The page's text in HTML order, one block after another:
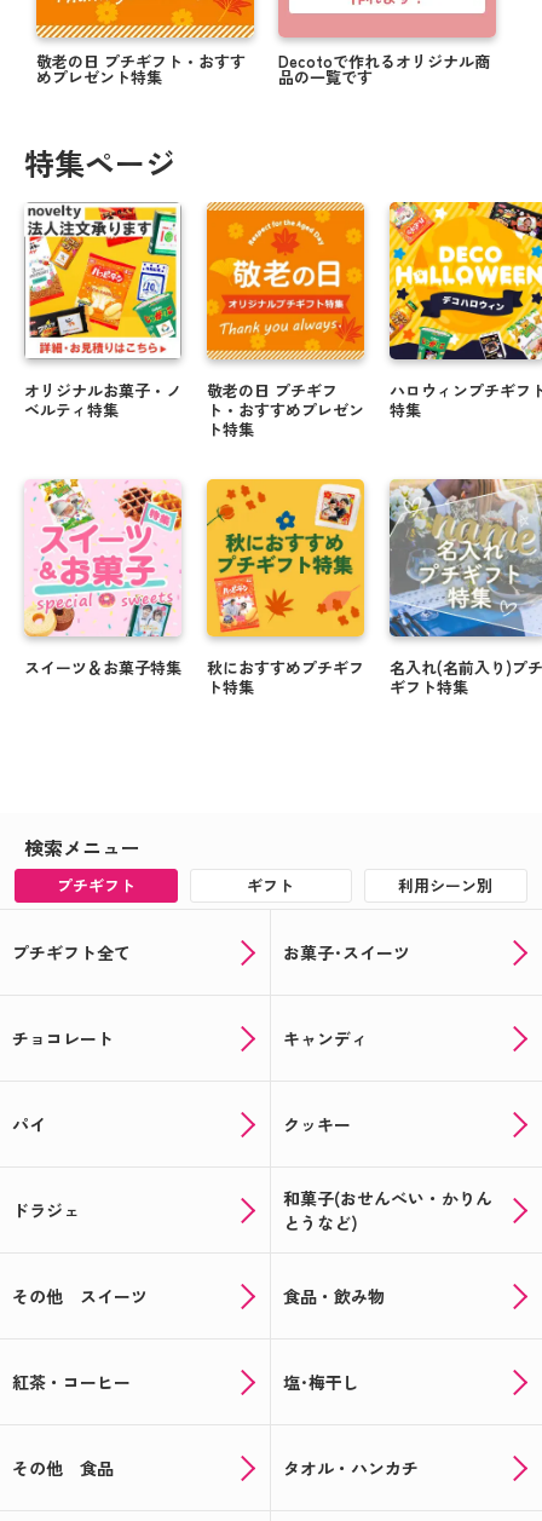
敬老の日 プチギフト・おすす
めプレゼント特集
Decotoで作れるオリジナル商
品の一覧です
特集ページ
オリジナルお菓子・ノ
ベルティ特集
スイーツ＆お菓子特集
敬老の日 プチギフ
ト・おすすめプレゼン
ト特集
秋におすすめプチギフ
ト特集
ハロウィンプチギフ
特集
名入れ(名前入り)プチ
ギフト特集
検索メニュー
プチギフト ギフト 利用シーン別
プチギフト全て お菓子･スイーツ
チョコレート キャンディ
パイ クッキー
ドラジェ
和菓子(おせんべい・かりん
とうなど)
その他 スイーツ 食品・飲み物
紅茶・コーヒー 塩･梅干し
その他 食品 タオル・ハンカチ